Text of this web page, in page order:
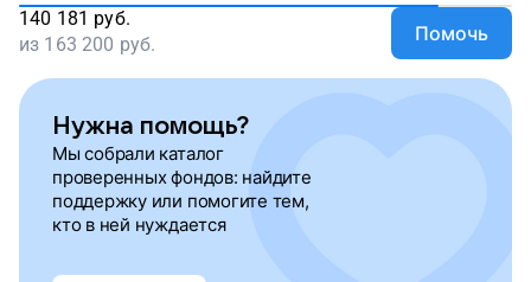
140 181 руб.
из 163 200 руб. Помочь
Нужна помощь?
Мы собрали каталог
проверенных фондов: найдите
поддержку или помогите тем,
кто в ней нуждается